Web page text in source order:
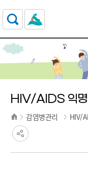
주요 메뉴로 건너뛰기
본문으로가기
HIV/AIDS 익
감염병관리 HIV/